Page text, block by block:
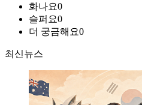
화나요0
슬퍼요0
더 궁금해요0
최신뉴스